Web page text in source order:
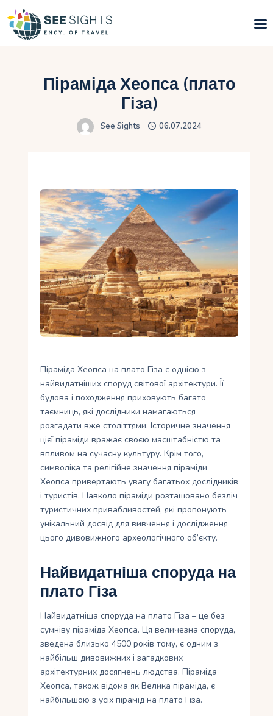
Типи Турів
Інфо
Блог
Контакти
Укр
Піраміда Хеопса (плато
Гіза)
See Sights 06.07.2024
Піраміда Хеопса на плато Гіза є однією з
найвидатніших споруд світової архітектури. Її
будова і походження приховують багато
таємниць, які дослідники намагаються
розгадати вже століттями. Історичне значення
цієї піраміди вражає своєю масштабністю та
впливом на сучасну культуру. Крім того,
символіка та релігійне значення піраміди
Хеопса привертають увагу багатьох дослідників
і туристів. Навколо піраміди розташовано безліч
туристичних привабливостей, які пропонують
унікальний досвід для вивчення і дослідження
цього дивовижного археологічного об’єкту.
Найвидатніша споруда на
плато Гіза
Найвидатніша споруда на плато Гіза – це без
сумніву піраміда Хеопса. Ця величезна споруда,
зведена близько 4500 років тому, є одним з
найбільш дивовижних і загадкових
архітектурних досягнень людства. Піраміда
Хеопса, також відома як Велика піраміда, є
найбільшою з усіх пірамід на плато Гіза.